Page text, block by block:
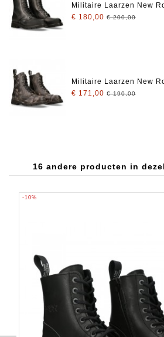
Militaire Laarzen New
€ 180,00 € 200,00
Militaire Laarzen New
€ 171,00 € 190,00
16 andere producten in
-10%